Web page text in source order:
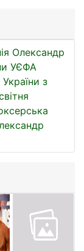
Олександр
УЄФА
України з